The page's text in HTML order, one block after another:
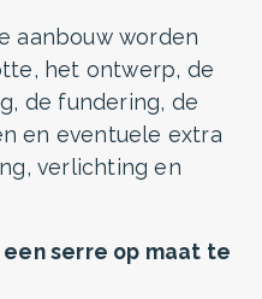
aanbouw worden
het ontwerp, de
de fundering, de
en eventuele extra
verlichting en
serre op maat te